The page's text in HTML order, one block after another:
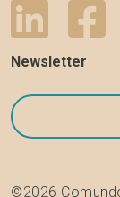
Newsletter
©2026